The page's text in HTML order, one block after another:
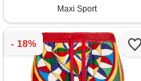
Maxi Sport